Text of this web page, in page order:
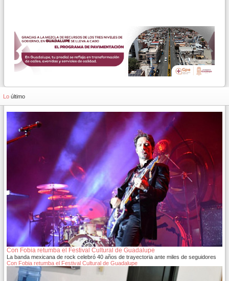
Lo último
Con Fobia retumba el Festival Cultural de Guadalupe
La banda mexicana de rock celebró 40 años de trayectoria ante miles de seguidores
Con Fobia retumba el Festival Cultural de Guadalupe